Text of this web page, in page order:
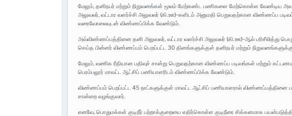
மேலும், தனிநபர் மற்றும் நிறுவனங்கள் மூலம் மேற்கண்ட பணிகளை மேற்கொள்ள வேண்டிய
அலுவலர், வட்டார வளர்ச்சி அலுவலர் (கி.ஊ)-களிடம் அனுமதி பெறுவதற்கான விண்ணப்ப
வரைவோலையுடன் விண்ணப்பிக்க வேண்டும்.
அவ்விண்ணப்பத்தினை தனி அலுவலர், வட்டார வளர்ச்சி அலுவலர் (கி.ஊ)-ஆல் பரிசீலித்து
செய்த பின்னர் விண்ணப்பம் பெறப்பட்ட 30 தினங்களுக்குள் தனிநபர் மற்றும்
மேலும், வணிக ரீதியான பதிவுச் சான்று பெறுவதற்கான விண்ணப்ப படிவங்கள் மற்றும்
பெரம்பலூர் மாவட்ட ஆட்சிப் பணியாளரிடம் விண்ணப்பிக்க வேண்டும்.
விண்ணப்பம் பெறப்பட்ட 45 நாட்களுக்குள் மாவட்ட ஆட்சிப் பணியாளரால் விண்ணப்பத்தினை
சான்றை வழங்குவார்.
எனவே, பொதுமக்கள் குடிநீர் பற்றாக்குறையை எதிர்கொள்ள குடிநீரை சிக்கனமாக